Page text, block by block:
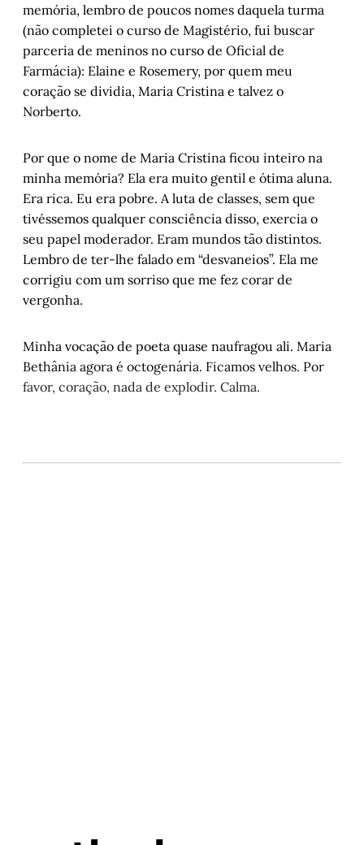
memória, lembro de poucos nomes daquela turma
(não completei o curso de Magistério, fui buscar
parceria de meninos no curso de Oficial de
Farmácia): Elaine e Rosemery, por quem meu
coração se dividia, Maria Cristina e talvez o
Norberto.
Por que o nome de Maria Cristina ficou inteiro na
minha memória? Ela era muito gentil e ótima aluna.
Era rica. Eu era pobre. A luta de classes, sem que
tivéssemos qualquer consciência disso, exercia o
seu papel moderador. Eram mundos tão distintos.
Lembro de ter-lhe falado em “desvaneios”. Ela me
corrigiu com um sorriso que me fez corar de
vergonha.
Minha vocação de poeta quase naufragou ali. Maria
Bethânia agora é octogenária. Ficamos velhos. Por
favor, coração, nada de explodir. Calma.